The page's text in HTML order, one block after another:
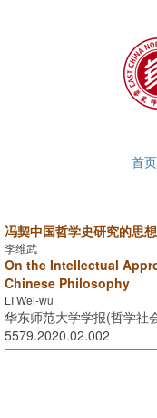
首页
冯契中国哲学史研究的思
李维武
On the Intellectual
Chinese Philosophy
LI Wei-wu
华东师范大学学报(哲学社
5579.2020.02.002